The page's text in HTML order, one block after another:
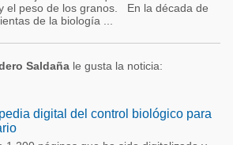
el peso de los granos. En la década de
de la biología ...
Saldaña le gusta la noticia:
digital del control biológico para